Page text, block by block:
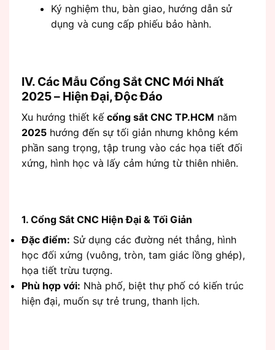
Ký nghiệm thu, bàn giao, hướng dẫn sử
dụng và cung cấp phiếu bảo hành.
IV. Các Mẫu Cổng Sắt CNC Mới Nhất
2025 – Hiện Đại, Độc Đáo
Xu hướng thiết kế cổng sắt CNC TP.HCM năm
2025 hướng đến sự tối giản nhưng không kém
phần sang trọng, tập trung vào các họa tiết đối
xứng, hình học và lấy cảm hứng từ thiên nhiên.
1. Cổng Sắt CNC Hiện Đại & Tối Giản
Đặc điểm: Sử dụng các đường nét thẳng, hình
học đối xứng (vuông, tròn, tam giác lồng ghép),
họa tiết trừu tượng.
Phù hợp với: Nhà phố, biệt thự phố có kiến trúc
hiện đại, muốn sự trẻ trung, thanh lịch.